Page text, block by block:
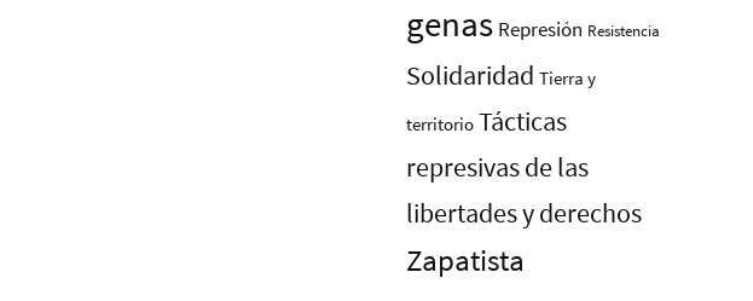
genas Represión Resistencia
Solidaridad Tierra y
territorio Tácticas
represivas de las
libertades y derechos
Zapatista